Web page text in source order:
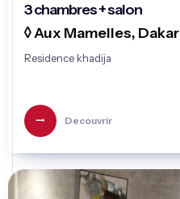
3 chambres + salon
◊ Aux Mamelles, Dakar
Residence khadija
Decouvrir